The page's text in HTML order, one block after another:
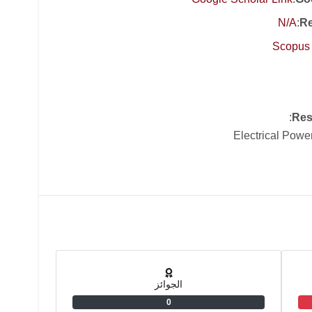
:
N/A
:
Electrical
الجوائز
0